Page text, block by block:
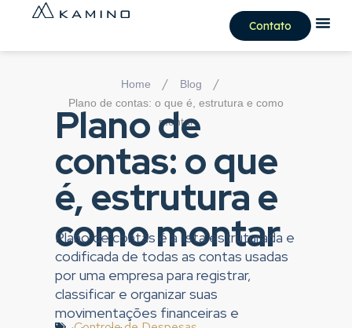
Contato
Home / Blog /
Plano de contas: o que é, estrutura e como
montar
Plano de
contas: o que
é, estrutura e
como montar
Plano de contas é a lista estruturada e
codificada de todas as contas usadas
por uma empresa para registrar,
classificar e organizar suas
movimentações financeiras e